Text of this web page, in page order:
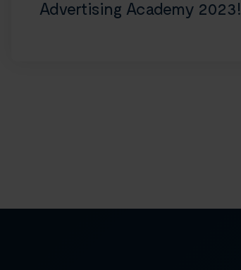
Advertising Academy 2023!